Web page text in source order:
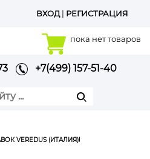
ВХОД| РЕГИСТРАЦИЯ
пока нет товаров
+7(499) 157-51-40
VEREDUS (ИТАЛИЯ)!